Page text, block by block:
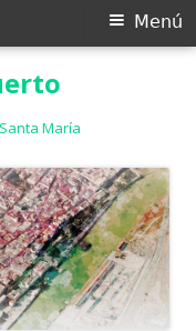
María
Menú